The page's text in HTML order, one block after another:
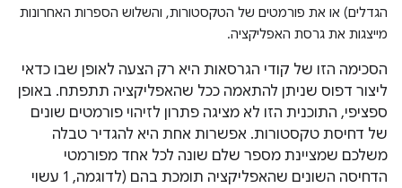
הגדלים) או את פורמטים של הטקסטורות, והשלוש הספרות האחרונות
מייצגות את גרסת האפליקציה.
הסכימה הזו של קודי הגרסאות היא רק הצעה לאופן שבו כדאי
ליצור דפוס שניתן להתאמה ככל שהאפליקציה תתפתח. באופן
ספציפי, התוכנית הזו לא מציגה פתרון לזיהוי פורמטים שונים
של דחיסת טקסטורות. אפשרות אחת היא להגדיר טבלה
משלכם שמציינת מספר שלם שונה לכל אחד מפורמטי
הדחיסה השונים שהאפליקציה תומכת בהם (לדוגמה, 1 עשוי